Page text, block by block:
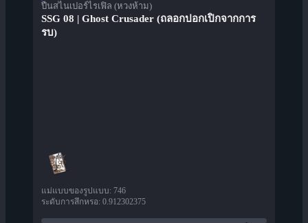
ปืนสไนเปอร์ไรเฟิล (หวงห้าม)
SSG 08 | Ghost Crusader (ถลอกปอกเปิกจากการ
รบ)
แม่แบบของรูปแบบ: 746
ระดับการสึกหรอ: 0.912302375